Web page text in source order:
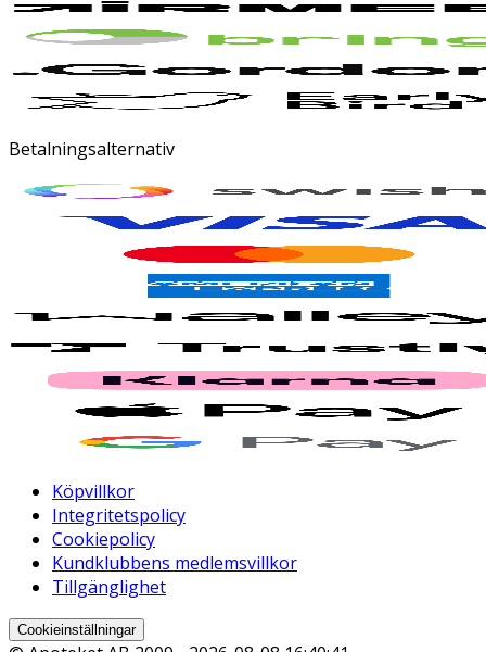
Betalningsalternativ
Köpvillkor
Integritetspolicy
Cookiepolicy
Kundklubbens medlemsvillkor
Tillgänglighet
Cookieinställningar